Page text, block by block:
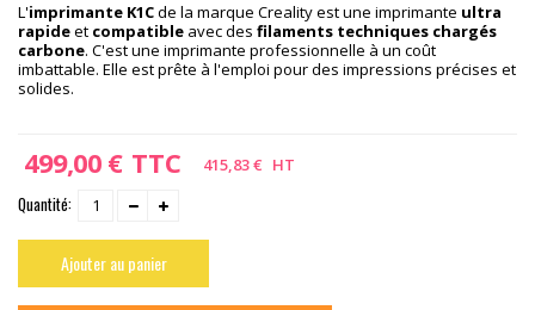
L'imprimante K1Cde la marque Creality est une imprimante ultra
rapideet compatible avec des filaments techniques chargés
carbone. C'est une imprimante professionnelle à un coût
imbattable. Elle est prête à l'emploi pour des impressions précises et
solides.
499,00 € TTC 415,83 € HT
Quantité:
Ajouter au panier